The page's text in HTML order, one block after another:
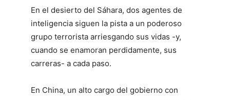
En el desierto del Sáhara, dos agentes de
inteligencia siguen la pista a un poderoso
grupo terrorista arriesgando sus vidas -y,
cuando se enamoran perdidamente, sus
carreras- a cada paso.
En China, un alto cargo del gobierno con